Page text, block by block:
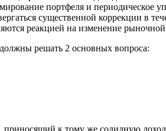
портфеля и периодическое
существенной коррекции в
реакцией на изменение
решать 2 основных вопроса: